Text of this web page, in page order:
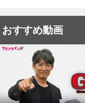
おすすめ動画